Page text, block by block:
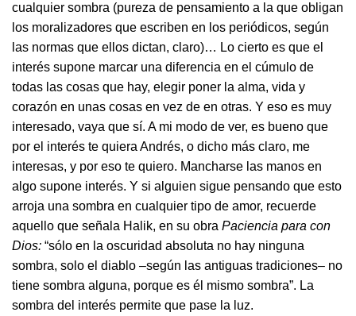
cualquier sombra (pureza de pensamiento a la que obligan
los moralizadores que escriben en los periódicos, según
las normas que ellos dictan, claro)… Lo cierto es que el
interés supone marcar una diferencia en el cúmulo de
todas las cosas que hay, elegir poner la alma, vida y
corazón en unas cosas en vez de en otras. Y eso es muy
interesado, vaya que sí. A mi modo de ver, es bueno que
por el interés te quiera Andrés, o dicho más claro, me
interesas, y por eso te quiero. Mancharse las manos en
algo supone interés. Y si alguien sigue pensando que esto
arroja una sombra en cualquier tipo de amor, recuerde
aquello que señala Halik, en su obra Paciencia para con
Dios: “sólo en la oscuridad absoluta no hay ninguna
sombra, solo el diablo ‒según las antiguas tradiciones‒ no
tiene sombra alguna, porque es él mismo sombra”. La
sombra del interés permite que pase la luz.